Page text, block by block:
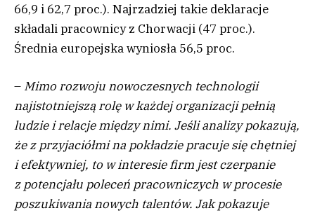
66,9 i 62,7 proc.). Najrzadziej takie deklaracje
składali pracownicy z Chorwacji (47 proc.).
Średnia europejska wyniosła 56,5 proc.
– Mimo rozwoju nowoczesnych technologii
najistotniejszą rolę w każdej organizacji pełnią
ludzie i relacje między nimi. Jeśli analizy pokazują,
że z przyjaciółmi na pokładzie pracuje się chętniej
i efektywniej, to w interesie firm jest czerpanie
z potencjału poleceń pracowniczych w procesie
poszukiwania nowych talentów. Jak pokazuje